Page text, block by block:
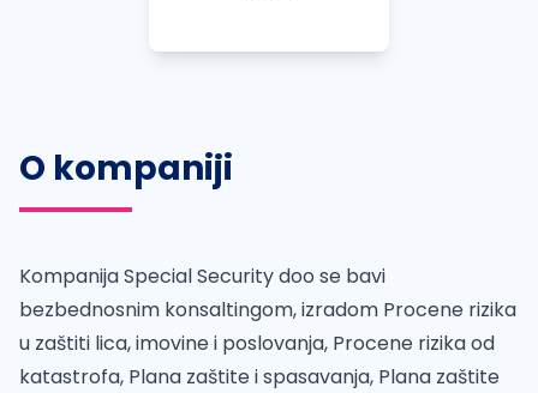
O kompaniji
Kompanija Special Security doo se bavi
bezbednosnim konsaltingom, izradom Procene rizika
u zaštiti lica, imovine i poslovanja, Procene rizika od
katastrofa, Plana zaštite i spasavanja, Plana zaštite